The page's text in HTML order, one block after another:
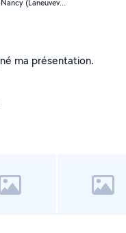
Laneuveville-devant-Nancy (Laneuveville-devant-Nancy)
Je n'ai pas encore renseigné ma présentation.